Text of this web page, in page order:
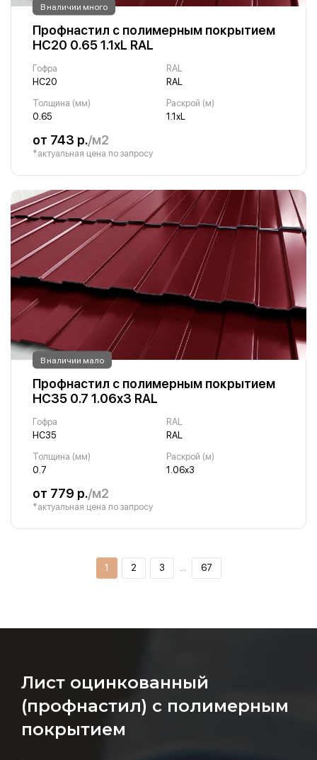
В наличии много
Профнастил с полимерным покрытием
НС20 0.65 1.1хL RAL
Гофра
НС20
RAL
RAL
Толщина (мм)
0.65
Раскрой (м)
1.1хL
от 743 р./м2
*актуальная цена по запросу
В наличии мало
Профнастил с полимерным покрытием
НС35 0.7 1.06х3 RAL
Гофра
НС35
RAL
RAL
Толщина (мм)
0.7
Раскрой (м)
1.06х3
от 779 р./м2
*актуальная цена по запросу
1 2 3 … 67
Лист оцинкованный
(профнастил) с полимерным
покрытием